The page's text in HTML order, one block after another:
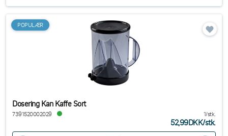
POPULÆR
Dosering Kan Kaffe Sort
7391520002029 1/stk.
52,99DKK/stk.